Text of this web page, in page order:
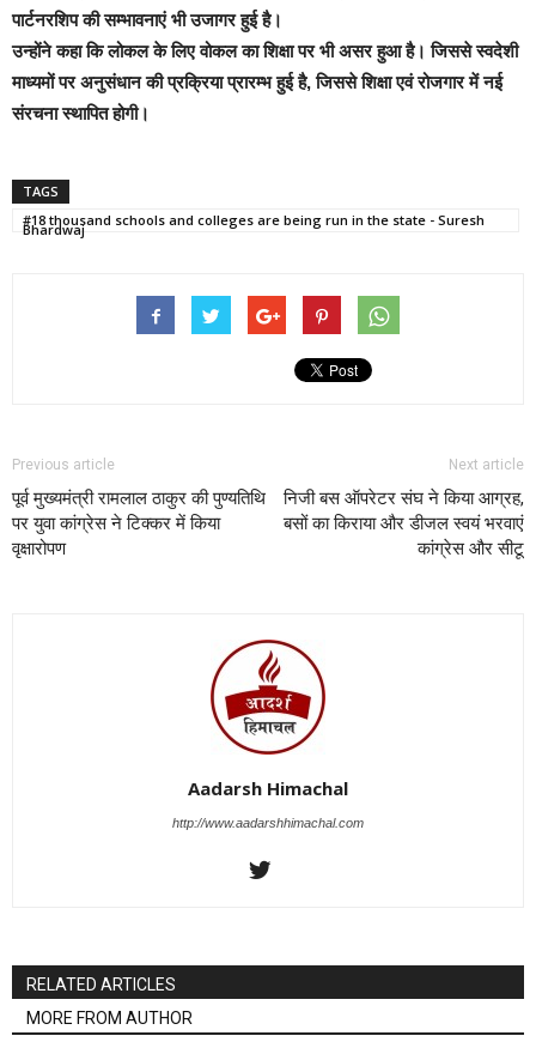
पार्टनरशिप की सम्भावनाएं भी उजागर हुई है।
उन्होंने कहा कि लोकल के लिए वोकल का शिक्षा पर भी असर हुआ है। जिससे स्वदेशी
माध्यमों पर अनुसंधान की प्रक्रिया प्रारम्भ हुई है, जिससे शिक्षा एवं रोजगार में नई
संरचना स्थापित होगी।
TAGS
#18 thousand schools and colleges are being run in the state - Suresh
Bhardwaj
Previous article
पूर्व मुख्यमंत्री रामलाल ठाकुर की पुण्यतिथि
पर युवा कांग्रेस ने टिक्कर में किया
वृक्षारोपण
Next article
निजी बस ऑपरेटर संघ ने किया आग्रह,
बसों का किराया और डीजल स्वयं भरवाएं
कांग्रेस और सीटू
Aadarsh Himachal
http://www.aadarshhimachal.com
RELATED ARTICLES
MORE FROM AUTHOR